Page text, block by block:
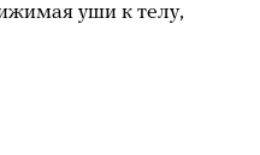
уши к телу,